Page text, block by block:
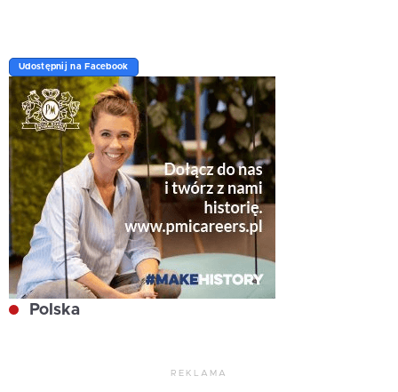
Udostępnij na Facebook
Polska
REKLAMA